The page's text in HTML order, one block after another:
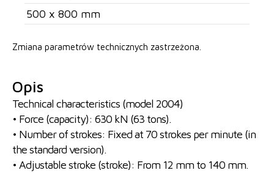
500 x 800 mm
Zmiana parametrów technicznych zastrzeżona.
Opis
Technical characteristics (model 2004)
• Force (capacity): 630 kN (63 tons).
• Number of strokes: Fixed at 70 strokes per minute (in
the standard version).
• Adjustable stroke (stroke): From 12 mm to 140 mm.